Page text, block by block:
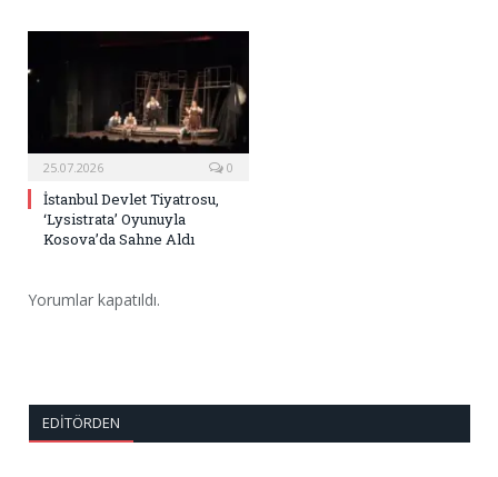
25.07.2026 0
İstanbul Devlet Tiyatrosu,
‘Lysistrata’ Oyunuyla
Kosova’da Sahne Aldı
Yorumlar kapatıldı.
EDITÖRDEN